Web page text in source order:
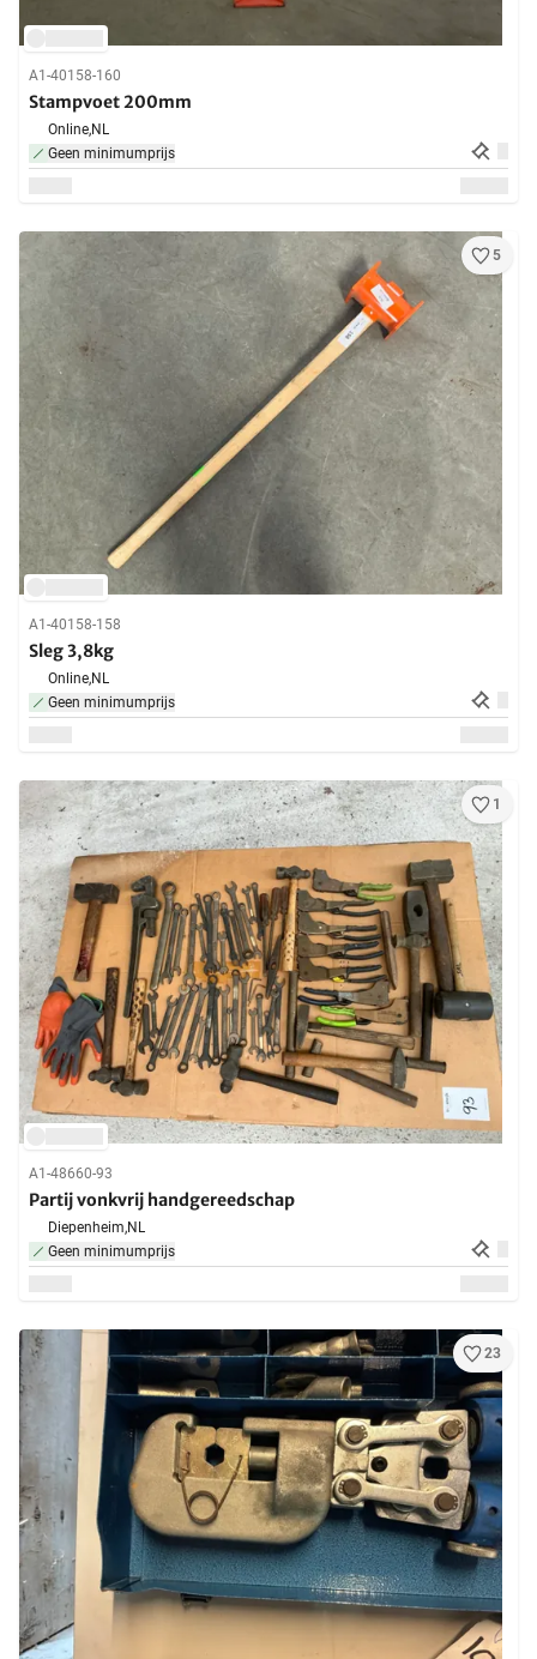
A1-40158-160
Stampvoet 200mm
Online,NL
Geen minimumprijs
5
A1-40158-158
Sleg 3,8kg
Online,NL
Geen minimumprijs
1
A1-48660-93
Partij vonkvrij handgereedschap
Diepenheim,NL
Geen minimumprijs
23